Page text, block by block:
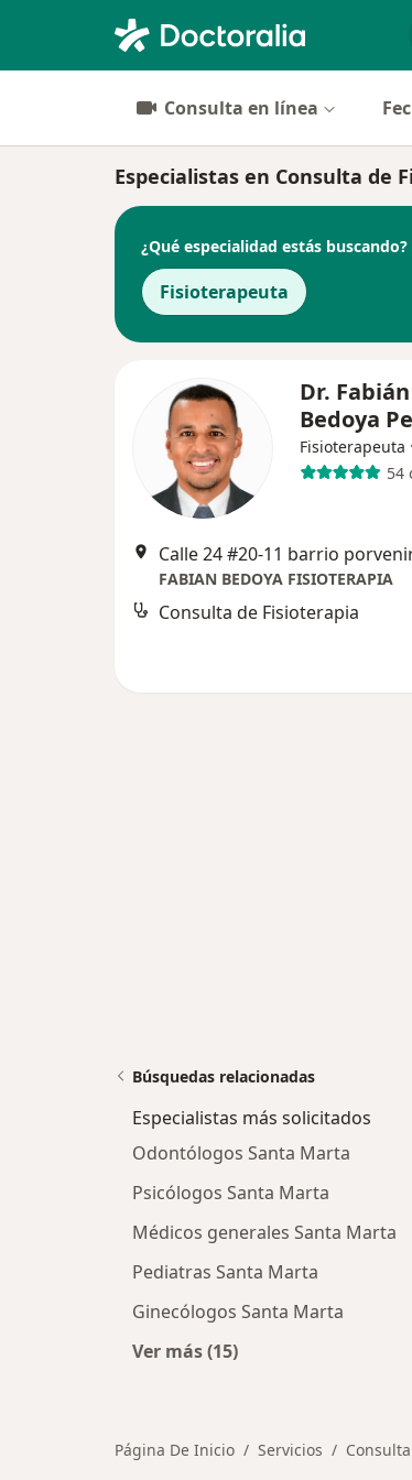
Consulta en línea
Especialistas en Consulta de
¿Qué especialidad estás buscando?
Fisioterapeuta
Dr.
Bedoya
Fisioterapeuta ·
54
FABIAN BEDOYA FISIOTERAPIA
Consulta de Fisioterapia
Búsquedas relacionadas
Especialistas más solicitados
Odontólogos Santa Marta
Psicólogos Santa Marta
Médicos generales Santa Marta
Pediatras Santa Marta
Ginecólogos Santa Marta
Ver más (15)
Página De Inicio Servicios